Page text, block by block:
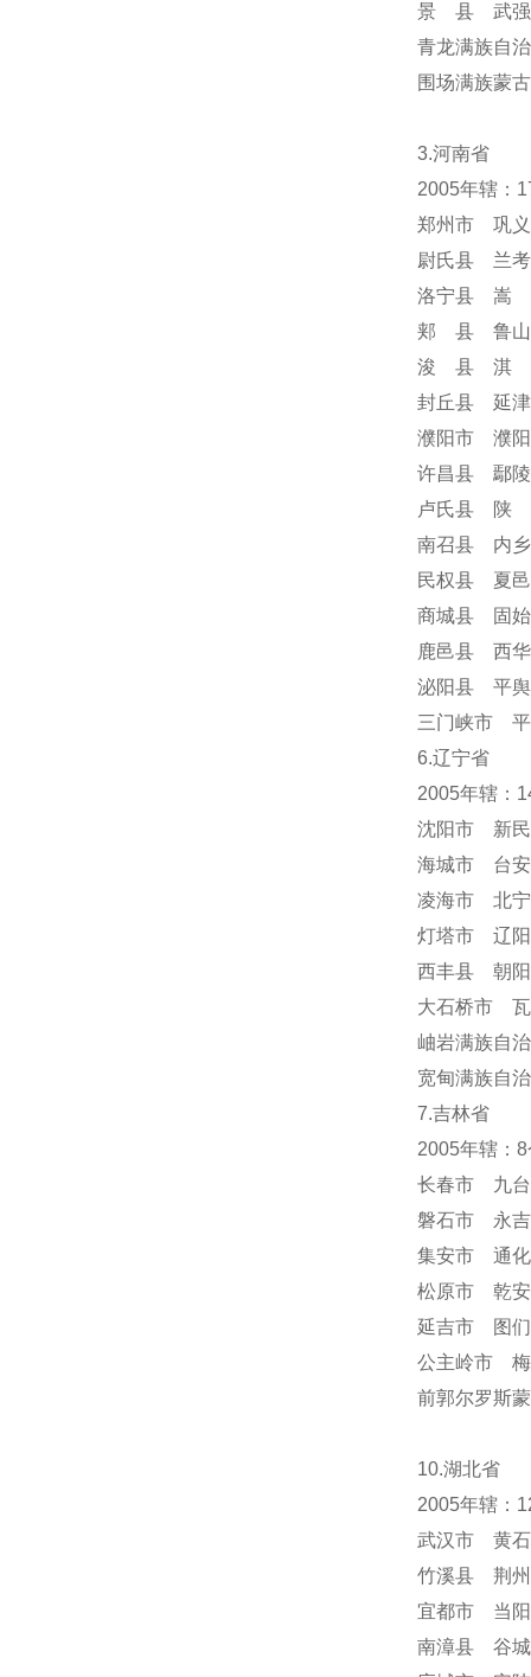
景 县 武强
青龙满族自
围场满族蒙
3.河南省
2005年辖：
郑州市 巩
尉氏县 兰
洛宁县 嵩
郏 县 鲁
浚 县 淇
封丘县 延
濮阳市 濮
许昌县 鄢
卢氏县 陕
南召县 内
民权县 夏
商城县 固
鹿邑县 西
泌阳县 平
三门峡市
6.辽宁省
2005年辖：
沈阳市 新
海城市 台
凌海市 北
灯塔市 辽
西丰县 朝
大石桥市
岫岩满族自
宽甸满族自
7.吉林省
2005年辖：
长春市 九
磐石市 永
集安市 通
松原市 乾
延吉市 图
公主岭市
前郭尔罗斯
10.湖北省
2005年辖：
武汉市 黄
竹溪县 荆
宜都市 当
南漳县 谷